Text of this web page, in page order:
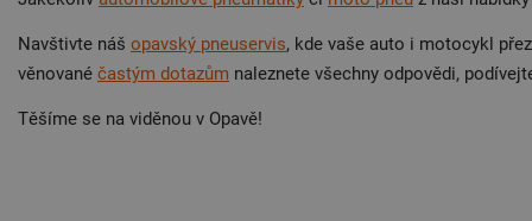
Navštivte náš opavský pneuservis, kde vaše auto i motocykl
věnované častým dotazům naleznete všechny odpovědi,
Těšíme se na viděnou v Opavě!